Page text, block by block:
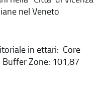
nel Veneto
in ettari: Core
Zone: 101,87